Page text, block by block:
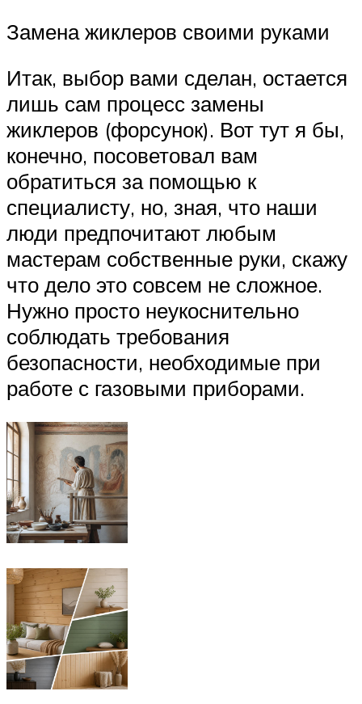
Замена жиклеров своими руками
Итак, выбор вами сделан, остается
лишь сам процесс замены
жиклеров (форсунок). Вот тут я бы,
конечно, посоветовал вам
обратиться за помощью к
специалисту, но, зная, что наши
люди предпочитают любым
мастерам собственные руки, скажу
что дело это совсем не сложное.
Нужно просто неукоснительно
соблюдать требования
безопасности, необходимые при
работе с газовыми приборами.